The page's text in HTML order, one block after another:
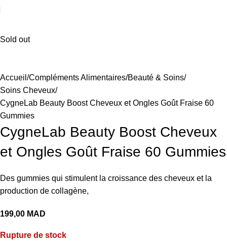
Sold out
Accueil Compléments Alimentaires Beauté & Soins
Soins Cheveux
CygneLab Beauty Boost Cheveux et Ongles Goût Fraise 60
Gummies
CygneLab Beauty Boost Cheveux
et Ongles Goût Fraise 60 Gummies
Des gummies qui stimulent la croissance des cheveux et la
production de collagène,
199,00 MAD
Rupture de stock